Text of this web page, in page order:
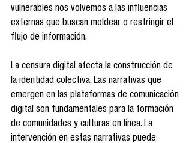
vulnerables nos volvemos a las influencias
externas que buscan moldear o restringir el
flujo de información.
La censura digital afecta la construcción de
la identidad colectiva. Las narrativas que
emergen en las plataformas de comunicación
digital son fundamentales para la formación
de comunidades y culturas en línea. La
intervención en estas narrativas puede